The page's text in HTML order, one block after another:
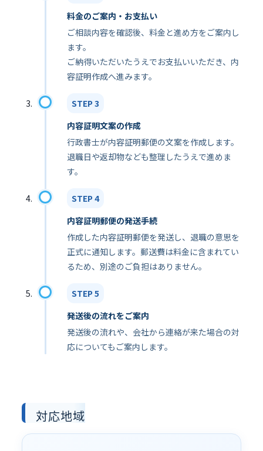
料金のご案内・お支払い
ご相談内容を確認後、料金と進め方をご案内し
ます。
ご納得いただいたうえでお支払いいただき、内
容証明作成へ進みます。
STEP 3
内容証明文案の作成
行政書士が内容証明郵便の文案を作成します。
退職日や返却物なども整理したうえで進めま
す。
STEP 4
内容証明郵便の発送手続
作成した内容証明郵便を発送し、退職の意思を
正式に通知します。郵送費は料金に含まれてい
るため、別途のご負担はありません。
STEP 5
発送後の流れをご案内
発送後の流れや、会社から連絡が来た場合の対
応についてもご案内します。
対応地域